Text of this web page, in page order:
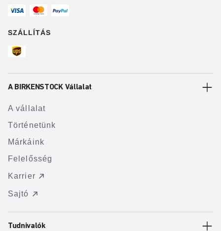
SZÁLLÍTÁS
A BIRKENSTOCK Vállalat
A vállalat
Történetünk
Márkáink
Felelősség
Karrier
Sajtó
Tudnivalók